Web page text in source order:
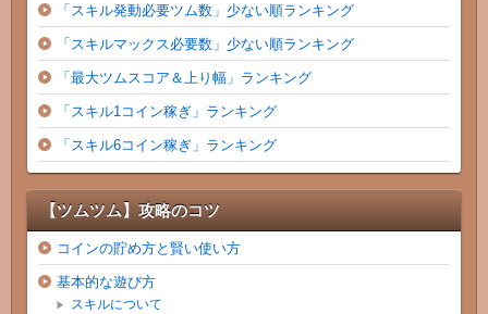
「スキル発動必要ツム数」少ない順ランキング
「スキルマックス必要数」少ない順ランキング
「最大ツムスコア＆上り幅」ランキング
「スキル1コイン稼ぎ」ランキング
「スキル6コイン稼ぎ」ランキング
【ツムツム】攻略のコツ
コインの貯め方と賢い使い方
基本的な遊び方
スキルについて